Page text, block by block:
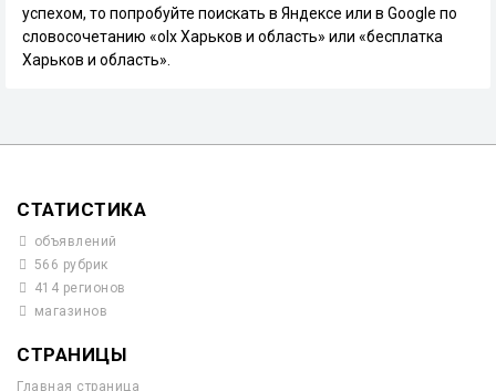
успехом, то попробуйте поискать в Яндексе или в Google по
словосочетанию «olx Харьков и область» или «бесплатка
Харьков и область».
СТАТИСТИКА
объявлений
566 рубрик
414 регионов
магазинов
СТРАНИЦЫ
Главная страница